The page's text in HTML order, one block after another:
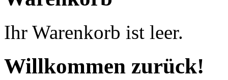
Ihr Warenkorb ist leer.
Willkommen zurück!